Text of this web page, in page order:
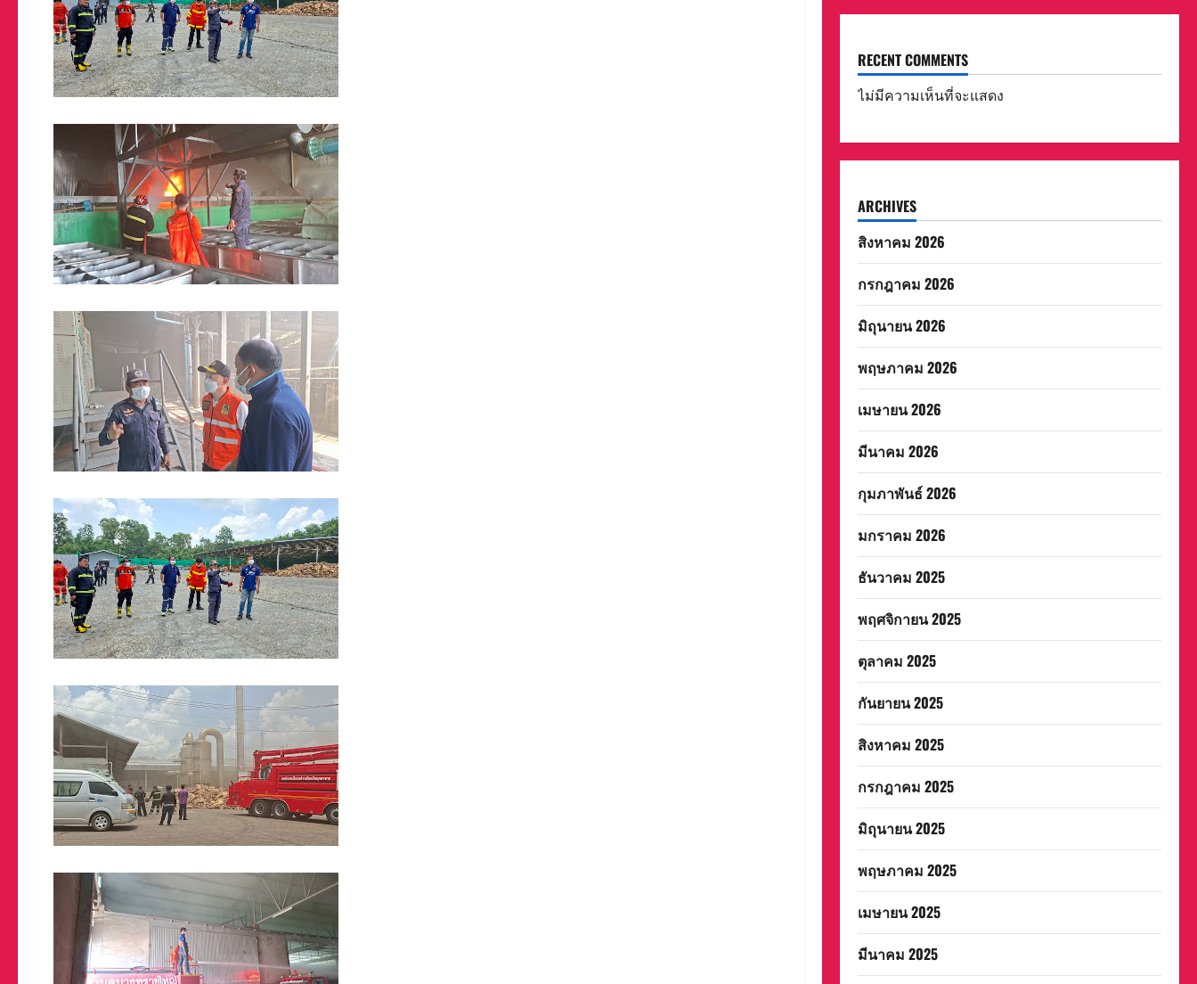
RECENT COMMENTS
ไม่มีความเห็นที่จะแสดง
ARCHIVES
สิงหาคม 2026
กรกฎาคม 2026
มิถุนายน 2026
พฤษภาคม 2026
เมษายน 2026
มีนาคม 2026
กุมภาพันธ์ 2026
มกราคม 2026
ธันวาคม 2025
พฤศจิกายน 2025
ตุลาคม 2025
กันยายน 2025
สิงหาคม 2025
กรกฎาคม 2025
มิถุนายน 2025
พฤษภาคม 2025
เมษายน 2025
มีนาคม 2025